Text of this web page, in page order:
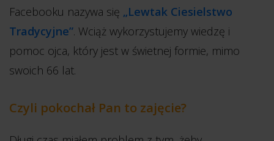
Facebooku nazywa się „Lewtak Ciesielstwo
Tradycyjne”. Wciąż wykorzystujemy wiedzę i
pomoc ojca, który jest w świetnej formie, mimo
swoich 66 lat.
Czyli pokochał Pan to zajęcie?